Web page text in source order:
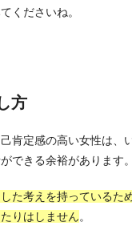
くださいね。
方
肯定感の高い女性は、
できる余裕があります。
た考えを持っているた
りはしません。